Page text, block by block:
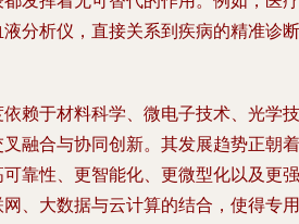
分析仪，直接关系到疾病的精准诊断
赖于材料科学、微电子技术、光学技
融合与协同创新。其发展趋势正朝着
靠性、更智能化、更微型化以及更强
、大数据与云计算的结合，使得专用